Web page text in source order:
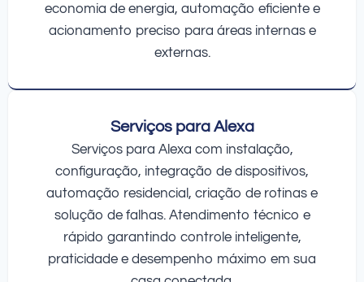
economia de energia, automação eficiente e
acionamento preciso para áreas internas e
externas.
Serviços para Alexa
Serviços para Alexa com instalação,
configuração, integração de dispositivos,
automação residencial, criação de rotinas e
solução de falhas. Atendimento técnico e
rápido garantindo controle inteligente,
praticidade e desempenho máximo em sua